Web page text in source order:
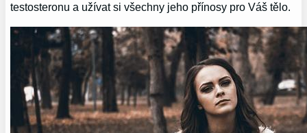
testosteronu a užívat si všechny jeho přínosy pro Váš tělo.